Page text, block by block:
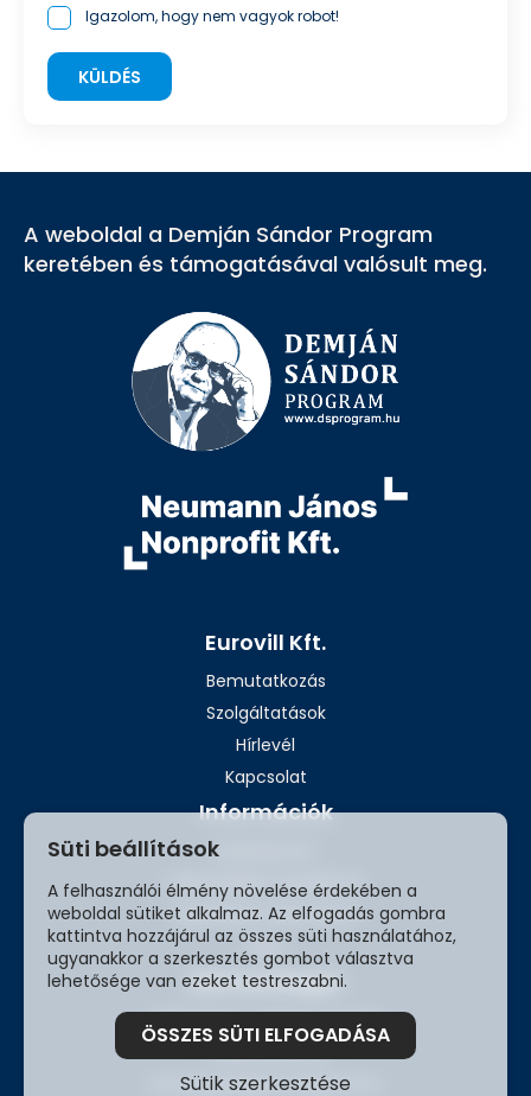
Süti beállítások
A felhasználói élmény növelése érdekében a
weboldal sütiket alkalmaz. Az elfogadás gombra
kattintva hozzájárul az összes süti használatához,
ugyanakkor a szerkesztés gombot választva
lehetősége van ezeket testreszabni.
ÖSSZES SÜTI ELFOGADÁSA
Sütik szerkesztése
Igazolom, hogy nem vagyok robot!
KÜLDÉS
A weboldal a Demján Sándor Program
keretében és támogatásával valósult meg.
Eurovill Kft.
Bemutatkozás
Szolgáltatások
Hírlevél
Kapcsolat
Információk
Impresszum
Adatvédelmi szabályzat
Ügyfeleink véleménye
Blog
Elérhetőségek
2209 Péteri, Tölgyfa utca 16.
kozvilagitas@kozvilagitas.hu